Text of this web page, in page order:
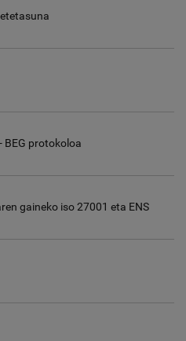
protokoloa
gaineko iso 27001 eta ENS